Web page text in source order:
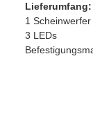
Lieferumfang:
1 Scheinwerfer
3 LEDs